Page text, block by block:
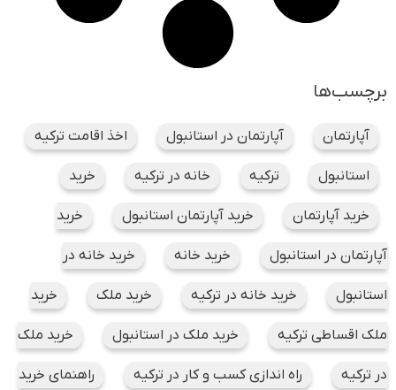
برچسب‌ها
آپارتمان آپارتمان در استانبول اخذ اقامت ترکیه
استانبول ترکیه خانه در ترکیه خرید
خرید آپارتمان خرید آپارتمان استانبول خرید
آپارتمان در استانبول خرید خانه خرید خانه در
استانبول خرید خانه در ترکیه خرید ملک خرید
ملک اقساطی ترکیه خرید ملک در استانبول خرید ملک
در ترکیه راه اندازی کسب و کار در ترکیه راهنمای خرید